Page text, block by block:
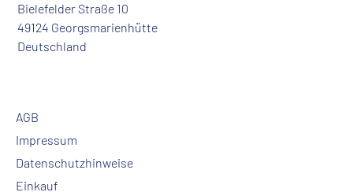
Bielefelder Straße 10
49124 Georgsmarienhütte
Deutschland
AGB
Impressum
Datenschutzhinweise
Einkauf